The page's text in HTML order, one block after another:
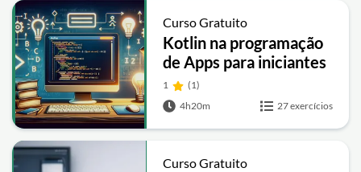
Curso Gratuito
Kotlin na programação
de Apps para iniciantes
1
(1)
4h20m
27 exercícios
Curso Gratuito